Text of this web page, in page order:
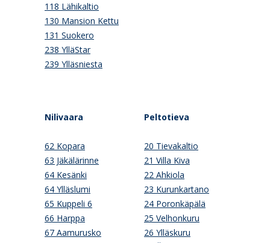
118 Lähikaltio
130 Mansion Kettu
131 Suokero
238 YlläStar
239 Ylläsniesta
Nilivaara
62 Kopara
63 Jäkälärinne
64 Kesänki
64 Ylläslumi
65 Kuppeli 6
66 Harppa
67 Aamurusko
Peltotieva
20 Tievakaltio
21 Villa Kiva
22 Ahkiola
23 Kurunkartano
24 Poronkäpälä
25 Velhonkuru
26 Ylläskuru